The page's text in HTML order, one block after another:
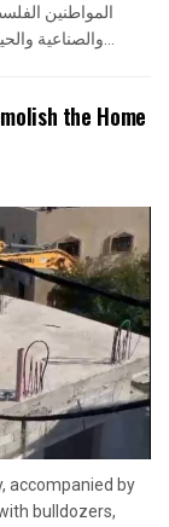
المواطنين
والصناعية والحيوانية) اذ أن هذه السياسة تُعتبر واحدة من أبرز مظاهر...
the Home
accompanied by
bulldozers,